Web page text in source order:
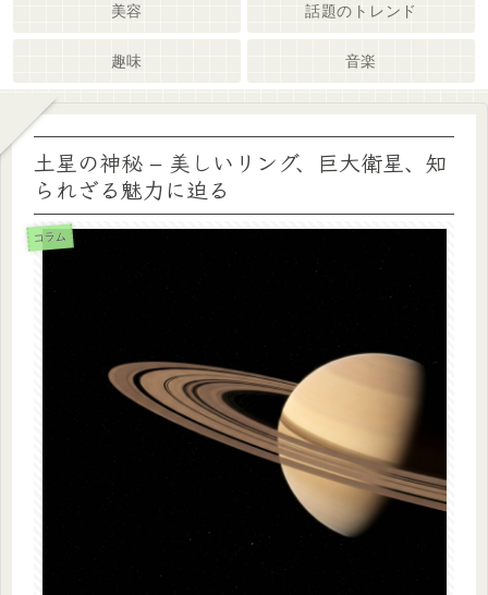
美容 話題のトレンド
趣味 音楽
土星の神秘 – 美しいリング、巨大衛星、知
られざる魅力に迫る
コラム